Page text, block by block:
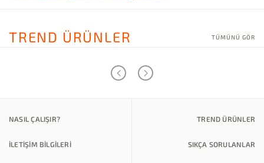
TREND ÜRÜNLER TÜMÜNÜ GÖR
NASIL ÇALIŞIR? TREND ÜRÜNLER
İLETİŞİM BİLGİLERİ SIKÇA SORULANLAR